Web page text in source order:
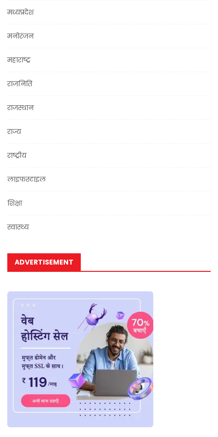
मध्यप्रदेश
मनोरंजन
महाराष्ट्र
राजनिति
राजस्थान
राज्य
राष्ट्रीय
लाइफस्टाइल
शिक्षा
स्वास्थ्य
ADVERTISEMENT